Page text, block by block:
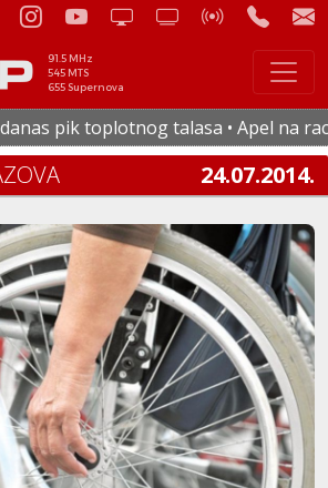
91.5 MHz
545 MTS
655 Supernova
pik toplotnog talasa • Apel na
24.07.2014.